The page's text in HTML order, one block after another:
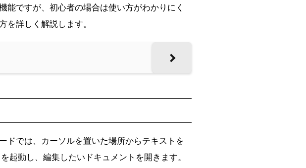
能ですが、初心者の場合は使い方がわかりにく
詳しく解説します。
ドでは、カーソルを置いた場所からテキストを
起動し、編集したいドキュメントを開きます。